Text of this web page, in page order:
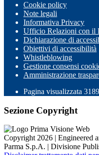
Cookie policy
Note legali
Informativa Privacy
Ufficio Relazioni con il
Dichiarazione di
Obiettivi di accessibilità
Whistleblowing
Gestione consensi
Amministrazione
Pagina visualizzata 3189
Sezione Copyright
Copyright 2026 | Engineered
Parma S.p.A. | Divisione